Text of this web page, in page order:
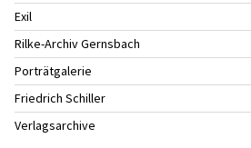
Exil
Rilke-Archiv Gernsbach
Porträtgalerie
Friedrich Schiller
Verlagsarchive